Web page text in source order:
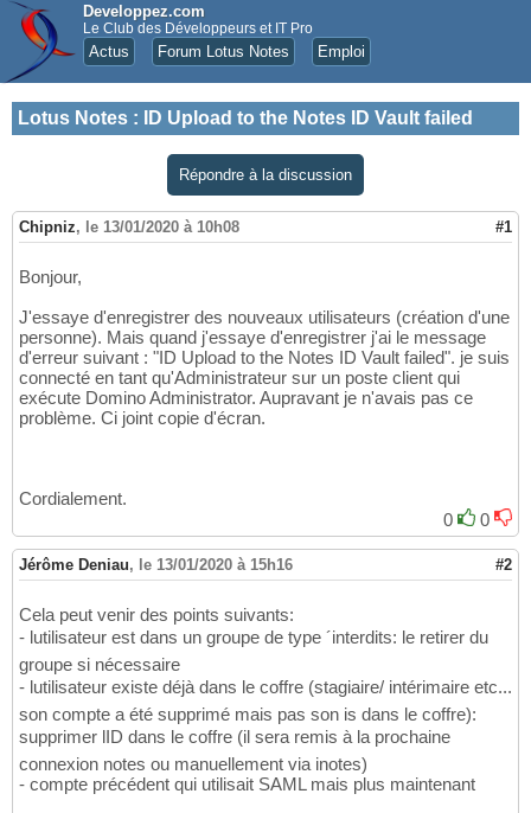
Developpez.com
Le Club des Développeurs et IT Pro
Actus Forum Lotus Notes Emploi
Lotus Notes : ID Upload to the Notes ID Vault failed
Répondre à la discussion
Chipniz, le 13/01/2020 à 10h08 #1
Bonjour,
J'essaye d'enregistrer des nouveaux utilisateurs (création d'une
personne). Mais quand j'essaye d'enregistrer j'ai le message
d'erreur suivant : "ID Upload to the Notes ID Vault failed". je suis
connecté en tant qu'Administrateur sur un poste client qui
exécute Domino Administrator. Aupravant je n'avais pas ce
problème. Ci joint copie d'écran.
Cordialement.
0
0
Jérôme Deniau, le 13/01/2020 à 15h16 #2
Cela peut venir des points suivants:
- lutilisateur est dans un groupe de type ´interdits: le retirer du
groupe si nécessaire
- lutilisateur existe déjà dans le coffre (stagiaire/ intérimaire etc...
son compte a été supprimé mais pas son is dans le coffre):
supprimer lID dans le coffre (il sera remis à la prochaine
connexion notes ou manuellement via inotes)
- compte précédent qui utilisait SAML mais plus maintenant